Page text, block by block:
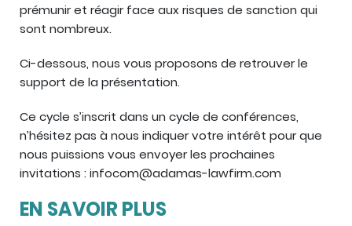
prémunir et réagir face aux risques de sanction qui
sont nombreux.
Ci-dessous, nous vous proposons de retrouver le
support de la présentation.
Ce cycle s’inscrit dans un cycle de conférences,
n’hésitez pas à nous indiquer votre intérêt pour que
nous puissions vous envoyer les prochaines
invitations : infocom@adamas-lawfirm.com
EN SAVOIR PLUS